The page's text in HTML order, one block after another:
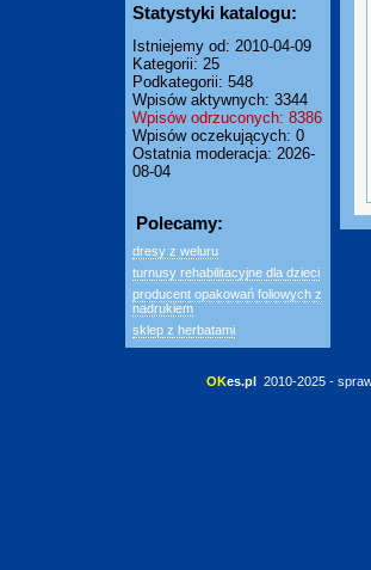
Statystyki katalogu:
Istniejemy od: 2010-04-09
Kategorii: 25
Podkategorii: 548
Wpisów aktywnych: 3344
Wpisów odrzuconych: 8386
Wpisów oczekujących: 0
Ostatnia moderacja: 2026-
08-04
Polecamy:
dresy z weluru
turnusy rehabilitacyjne dla dzieci
producent opakowań foliowych z
nadrukiem
sklep z herbatami
OKes.pl 2010-2025 -